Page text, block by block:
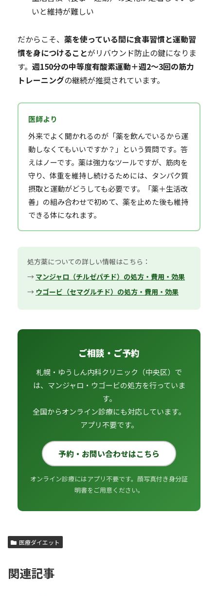
いと維持が難しい
だからこそ、 薬を使っている間に食事習慣と運動習
慣を身につけることがリバウンド防止の鍵になりま
す。 週150分の中等度有酸素運動＋週2〜3回の筋力
トレーニングの継続が推奨されています。
外来でよく聞かれるのが「薬を飲んでいるから運
動しなくてもいいですか？」という質問です。答
えはノーです。薬は強力なツールですが、筋肉を
守り、体重を維持し続けるためには、タンパク質
摂取と運動がどうしても必要です。「薬＋生活改
善」の組み合わせで初めて、薬を止めた後も維持
できる体になれます。
処方薬についての詳しい情報はこちら：
→ マンジャロ（チルゼパチド）の処方・費用・効果
→ ウゴービ（セマグルチド）の処方・費用・効果
ご相談・ご予約
札幌・ゆうしん内科クリニック（中央区）で
は、マンジャロ・ウゴービの処方を行っていま
す。
全国からオンライン診療にも対応しています。
アプリ不要です。
予約・お問い合わせはこちら
オンライン診療にはアプリ不要です。顔写真付き身分証
明書をご用意ください。
医療ダイエット
関連記事